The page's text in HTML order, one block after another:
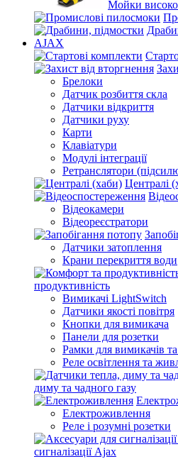
Мойки
AJAX
Брелоки
Датчик розбиття скла
Датчики відкриття
Датчики руху
Карти
Клавіатури
Модулі інтеграції
Ретранслятори
Централі
Відеокамери
Відеореєстратори
Датчики затоплення
Крани перекриття води
продуктивність
Вимикачі LightSwitch
Датчики якості повітря
Кнопки для вимикача
Панели для розетки
Рамки для вимикачів
Реле освітлення та
диму та чадного газу
Електроживлення
Реле і розумні розетки
сигналізації Ajax